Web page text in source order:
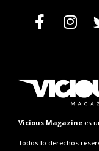
Vicious Magazine es
Todos lo derechos